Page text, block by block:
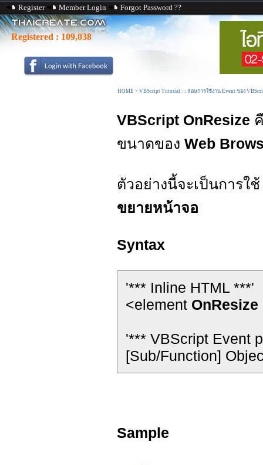
Register Member Login Forgot Password ??
Registered : 109,038
HOME > VBScript Tutorial : : สอนการใช้งาน Event ของ
VBScript OnResize
ขนาดของ Web
ตัวอย่างนี้จะเป็นการใ
ขยายหน้าจอ
Syntax
'*** Inline HTML ***'
<element OnResize
'*** VBScript Event
[Sub/Function]
Sample